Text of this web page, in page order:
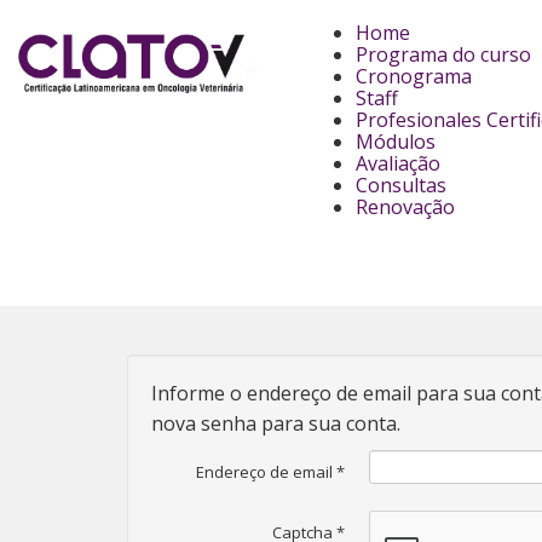
Home
Programa do curso
Cronograma
Staff
Profesionales
Módulos
Avaliação
Consultas
Renovação
Informe o endereço de email para sua
nova senha para sua conta.
Endereço de email *
Captcha *